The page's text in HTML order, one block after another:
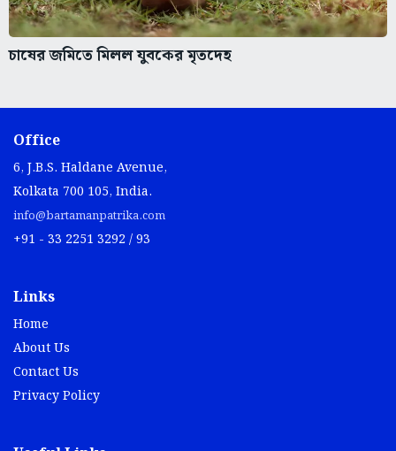
চাষের জমিতে মিলল যুবকের মৃতদেহ
Office
6, J.B.S. Haldane Avenue,
Kolkata 700 105, India.
info@bartamanpatrika.com
+91 - 33 2251 3292 / 93
Links
Home
About Us
Contact Us
Privacy Policy